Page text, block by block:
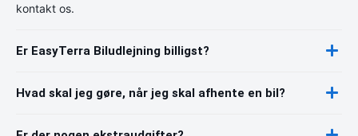
kontakt os.
Er EasyTerra Biludlejning billigst?
Hvad skal jeg gøre, når jeg skal afhente en bil?